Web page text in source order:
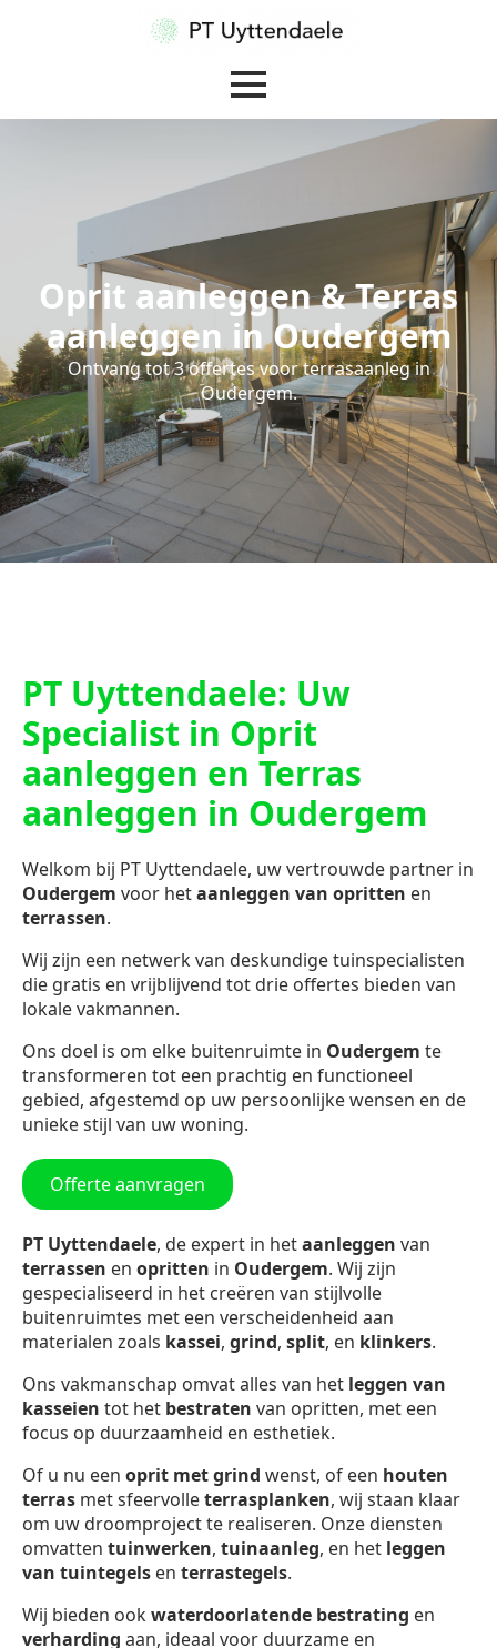
Oprit aanleggen & Terras
aanleggen in Oudergem
Ontvang tot 3 offertes voor terrasaanleg in
Oudergem.
PT Uyttendaele: Uw
Specialist in Oprit
aanleggen en Terras
aanleggen in Oudergem
Welkom bij PT Uyttendaele, uw vertrouwde partner in
Oudergem voor hetaanleggen van opritten en
terrassen.
Wij zijn een netwerk van deskundige tuinspecialisten
die gratis en vrijblijvend tot drie offertes bieden van
lokale vakmannen.
Ons doel is om elke buitenruimte in Oudergem te
transformeren tot een prachtig en functioneel
gebied, afgestemd op uw persoonlijke wensen en de
unieke stijl van uw woning.
Offerte aanvragen
PT Uyttendaele, de expert in hetaanleggen van
terrassen en opritten in Oudergem. Wij zijn
gespecialiseerd in het creëren van stijlvolle
buitenruimtes met een verscheidenheid aan
materialen zoals kassei, grind, split, en klinkers.
Ons vakmanschap omvat alles van het leggen van
kasseien tot het bestraten van opritten, met een
focus op duurzaamheid en esthetiek.
Of u nu een oprit met grind wenst, of een houten
terras met sfeervolleterrasplanken, wij staan klaar
om uw droomproject te realiseren. Onze diensten
omvatten tuinwerken, tuinaanleg, en het leggen
van tuintegels en terrastegels.
Wij bieden ookwaterdoorlatende bestrating en
verharding aan, ideaal voor duurzame en